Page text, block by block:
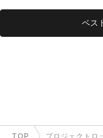
ベス
TOP プロジェクトロ